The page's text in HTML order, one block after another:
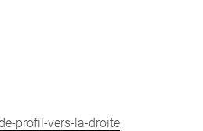
profil-vers-la-droite